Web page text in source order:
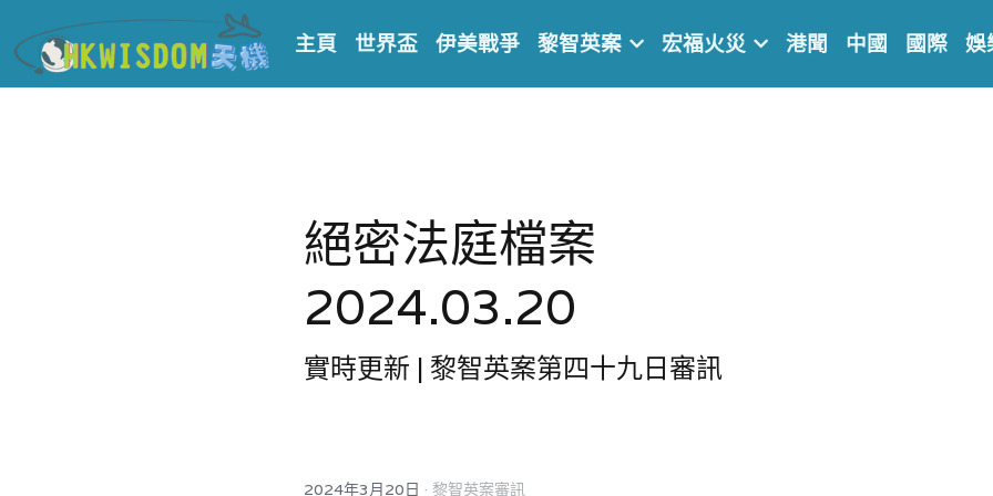
主頁 世界盃 伊美戰爭 黎智英案 宏福火災 港聞 中國 國際 娛
絕密法庭檔案
2024.03.20
實時更新 | 黎智英案第四十九日審訊
2024年3月20日 · 黎智英案審訊